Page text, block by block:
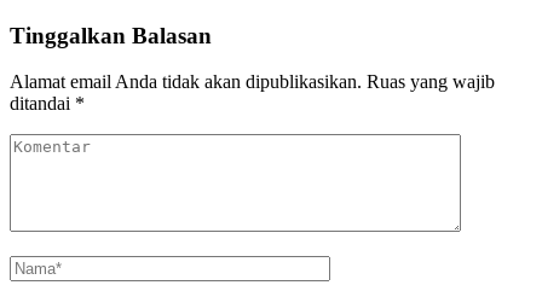
Tinggalkan Balasan
Alamat email Anda tidak akan dipublikasikan. Ruas yang wajib
ditandai *